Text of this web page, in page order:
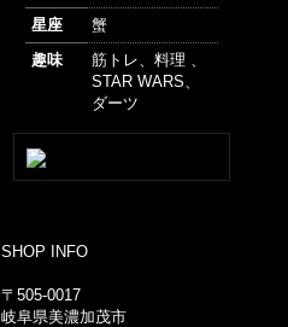
星座
蟹
趣味
筋トレ、料理 、
STAR WARS、
ダーツ
SHOP INFO
〒505-0017
岐阜県美濃加茂市